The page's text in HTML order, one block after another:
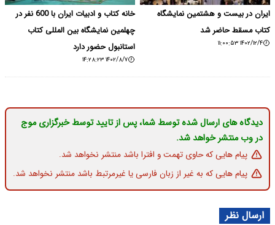
ایران در بیست و هشتمین نمایشگاه
کتاب مسقط حاضر شد
۱۴۰۲/۱۲/۴ ۱۱:۰۰:۵۳
خانه کتاب و ادبیات ایران با 600 نفر در
چهلمین نمایشگاه بین المللی کتاب
استانبول حضور دارد
۱۴۰۲/۸/۷ ۱۴:۲۸:۲۳
دیدگاه های ارسال شده توسط شما، پس از تایید توسط خبرگزاری موج
در وب منتشر خواهد شد.
پیام هایی که حاوی تهمت و افترا باشد منتشر نخواهد شد.
پیام هایی که به غیر از زبان فارسی یا غیرمرتبط باشد منتشر نخواهد شد.
ارسال نظر